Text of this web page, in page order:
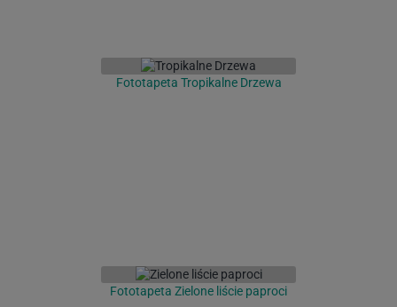
Fototapeta Tropikalne Drzewa
Fototapeta Zielone liście paproci